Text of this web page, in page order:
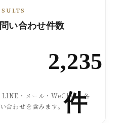
い合わせ件数
2,235
件
LINE・メール・WeChat・各
合わせを含みます。